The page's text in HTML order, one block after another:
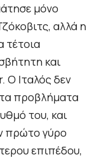
μόνο
αλλά η
τέτοια
και
Ο Ιταλός δεν
προβλήματα
του, και
πρώτο γύρο
επιπέδου,